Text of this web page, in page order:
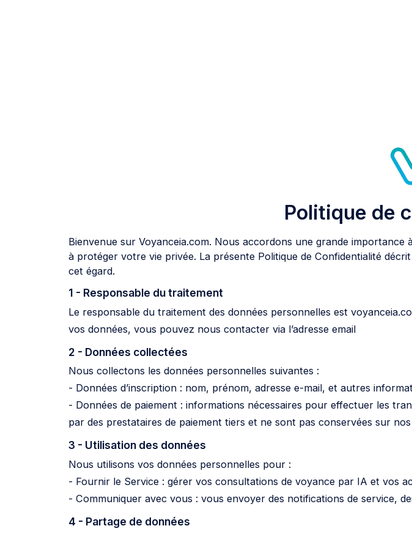
Politique de
Bienvenue sur Voyanceia.com. Nous accordons une grande
à protéger votre vie privée. La présente Politique de Confidentialité
cet égard.
1 - Responsable du traitement
Le responsable du traitement des données personnelles est
vos données, vous pouvez nous contacter via l’adresse email
2 - Données collectées
Nous collectons les données personnelles suivantes :
- Données d’inscription : nom, prénom, adresse e-mail, et autres
- Données de paiement : informations nécessaires pour effectuer les
par des prestataires de paiement tiers et ne sont pas conservées sur
3 - Utilisation des données
Nous utilisons vos données personnelles pour :
- Fournir le Service : gérer vos consultations de voyance par IA et vos
- Communiquer avec vous : vous envoyer des notifications de service,
4 - Partage de données